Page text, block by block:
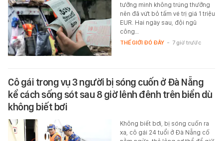
tưởng mình không trúng thưởng
nên đã vứt bỏ tấm vé trị giá 1 triệu
EUR. Hai ngày sau, đội ngũ
công…
THẾ GIỚI ĐÓ ĐÂY - 7 giờ trước
Cô gái trong vụ 3 người bị sóng cuốn ở Đà Nẵng
kể cách sống sót sau 8 giờ lênh đênh trên biển dù
không biết bơi
Không biết bơi, bị sóng cuốn ra
xa, cô gái 24 tuổi ở Đà Nẵng cố